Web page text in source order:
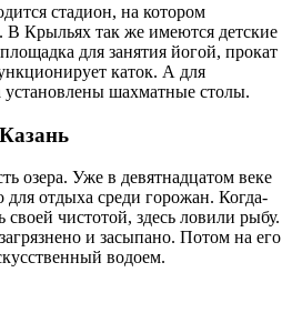
стадион, на котором
В Крыльях так же имеются детские
для занятия йогой, прокат
каток. А для
установлены шахматные столы.
озера. Уже в девятнадцатом веке
для отдыха среди горожан. Когда-
своей чистотой, здесь ловили рыбу.
и засыпано. Потом на его
водоем.